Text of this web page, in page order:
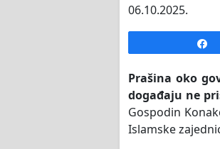
06.10.2025.
Prašina oko
događaju ne
Gospodin
Islamske